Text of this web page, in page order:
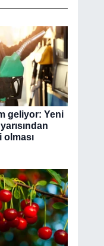
geliyor: Yeni
olması